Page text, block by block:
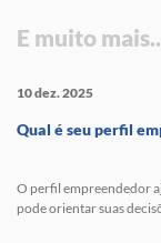
E muito
10 dez. 2025
Qual é seu perfil
O perfil empreendedor
pode orientar suas